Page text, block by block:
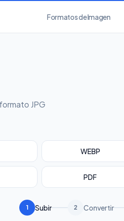
Formatos de Imagen
JPG
WEBP
PDF
1 Subir 2 Convertir